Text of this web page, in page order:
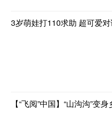
3岁萌娃打110求助 超可爱
【“飞阅”中国】“山沟沟”变